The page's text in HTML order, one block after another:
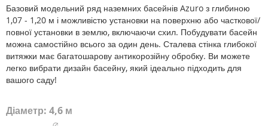
Базовий модельний ряд наземних басейнів Azuro з глибиною
1,07 - 1,20 м і можливістю установки на поверхню або часткової/
повної установки в землю, включаючи схил. Побудувати басейн
можна самостійно всього за один день. Сталева стінка глибокої
витяжки має багатошарову антикорозійну обробку. Ви можете
легко вибрати дизайн басейну, який ідеально підходить для
вашого саду!
Діаметр: 4,6 м